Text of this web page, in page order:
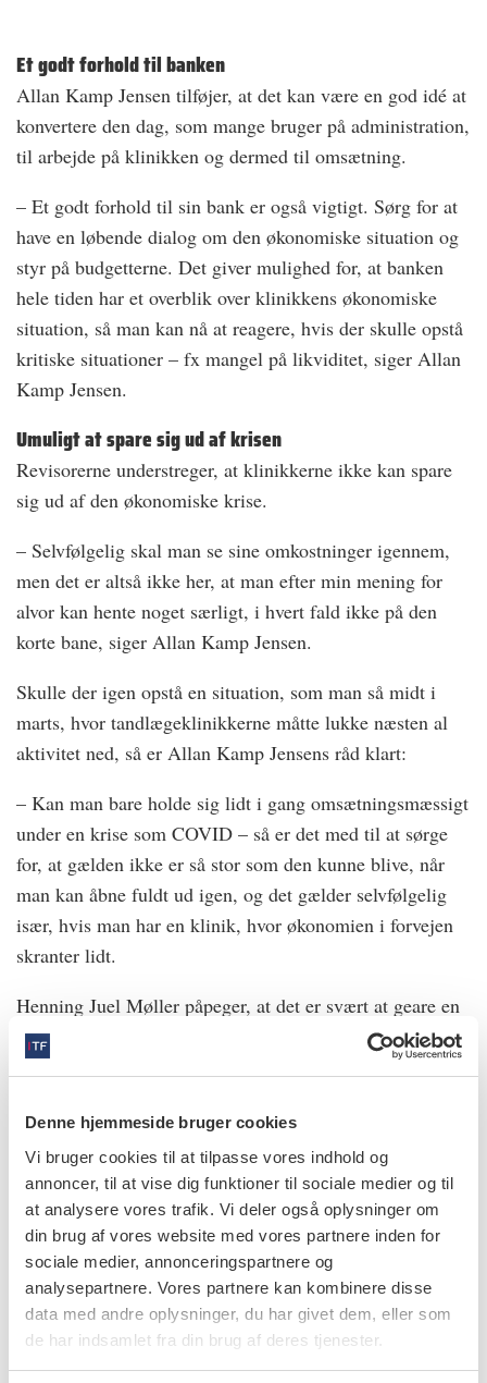
Denne hjemmeside bruger cookies
Vi bruger cookies til at tilpasse vores indhold og
annoncer, til at vise dig funktioner til sociale medier og til
at analysere vores trafik. Vi deler også oplysninger om
din brug af vores website med vores partnere inden for
sociale medier, annonceringspartnere og
analysepartnere. Vores partnere kan kombinere disse
data med andre oplysninger, du har givet dem, eller som
de har indsamlet fra din brug af deres tjenester.
Et godt forhold til banken
Allan Kamp Jensen tilføjer, at det kan være en god idé at
konvertere den dag, som mange bruger på administration,
til arbejde på klinikken og dermed til omsætning.
– Et godt forhold til sin bank er også vigtigt. Sørg for at
have en løbende dialog om den økonomiske situation og
styr på budgetterne. Det giver mulighed for, at banken
hele tiden har et overblik over klinikkens økonomiske
situation, så man kan nå at reagere, hvis der skulle opstå
kritiske situationer – fx mangel på likviditet, siger Allan
Kamp Jensen.
Umuligt at spare sig ud af krisen
Revisorerne understreger, at klinikkerne ikke kan spare
sig ud af den økonomiske krise.
– Selvfølgelig skal man se sine omkostninger igennem,
men det er altså ikke her, at man efter min mening for
alvor kan hente noget særligt, i hvert fald ikke på den
korte bane, siger Allan Kamp Jensen.
Skulle der igen opstå en situation, som man så midt i
marts, hvor tandlægeklinikkerne måtte lukke næsten al
aktivitet ned, så er Allan Kamp Jensens råd klart:
– Kan man bare holde sig lidt i gang omsætningsmæssigt
under en krise som COVID – så er det med til at sørge
for, at gælden ikke er så stor som den kunne blive, når
man kan åbne fuldt ud igen, og det gælder selvfølgelig
især, hvis man har en klinik, hvor økonomien i forvejen
skranter lidt.
Henning Juel Møller påpeger, at det er svært at geare en
klinik til en krise.
– Løn til personalet er den største udgiftspost, og det
tager lang tid at drosle ned, da de fleste ansatte har lange
opsigelsesfrister. Man kan selvfølgelig også undlade at
foretage investeringer i store lokaler og dyrt udstyr, men
det er omvendt også en forudsætning for at kunne drive
klinikken, siger han.
Tre gode råd: Sådan klarer du dig som klinikejer i
krisetider